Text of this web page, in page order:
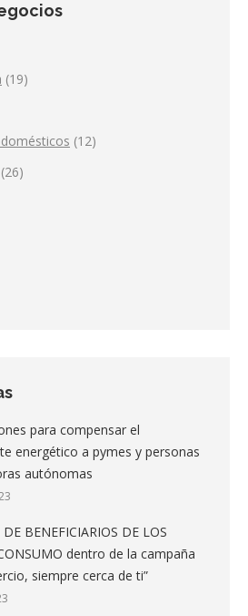
(19)
(12)
(26)
para compensar el
energético a pymes y personas
autónomas
BENEFICIARIOS DE LOS
dentro de la campaña
siempre cerca de ti”